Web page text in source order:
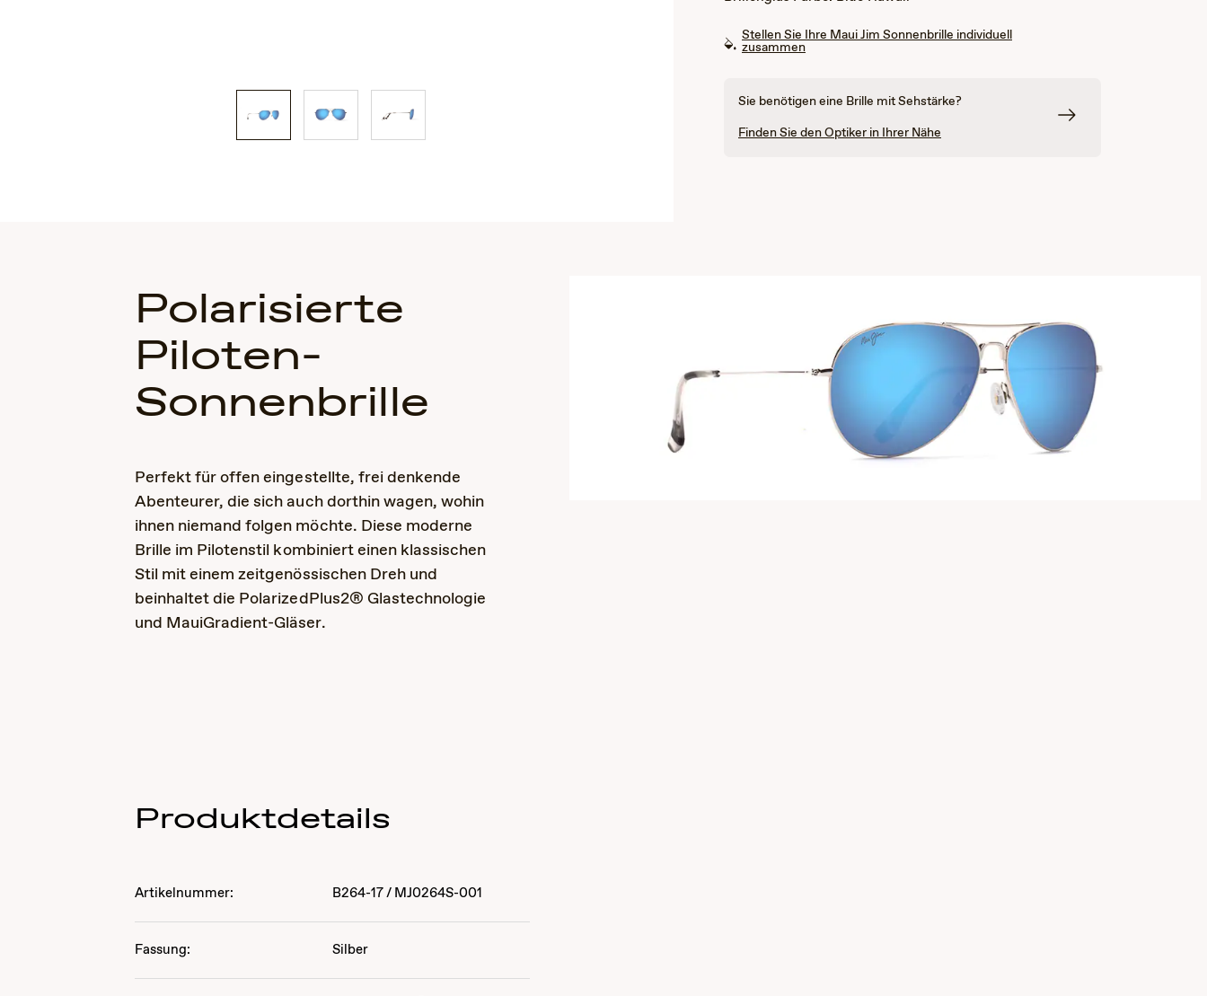
Stellen Sie Ihre Maui Jim Sonnenbrille individuell
zusammen
Sie benötigen eine Brille mit Sehstärke?
Finden Sie den Optiker in Ihrer Nähe
Polarisierte
Piloten-
Sonnenbrille
Perfekt für offen eingestellte, frei denkende
Abenteurer, die sich auch dorthin wagen, wohin
ihnen niemand folgen möchte. Diese moderne
Brille im Pilotenstil kombiniert einen klassischen
Stil mit einem zeitgenössischen Dreh und
beinhaltet die PolarizedPlus2® Glastechnologie
und MauiGradient-Gläser.
Produktdetails
Artikelnummer: B264-17/ MJ0264S-001
Fassung: Silber